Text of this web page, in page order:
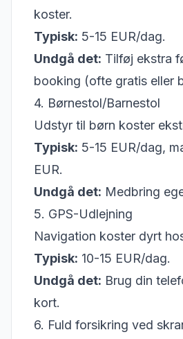
koster.
Typisk: 5-15 EUR/dag.
Undgå det: Tilføj ekstra
booking (ofte gratis eller
4. Børnestol/Barnestol
Udstyr til børn koster
Typisk: 5-15 EUR/dag,
EUR.
Undgå det: Medbring
5. GPS-Udlejning
Navigation koster dyrt
Typisk: 10-15 EUR/dag.
Undgå det: Brug din
kort.
6. Fuld forsikring ved